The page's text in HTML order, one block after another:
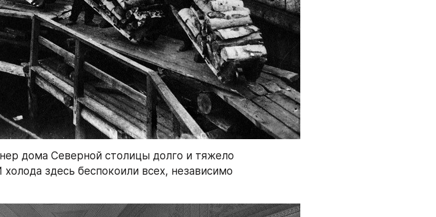
дома Северной столицы долго и тяжело
здесь беспокоили всех, независимо